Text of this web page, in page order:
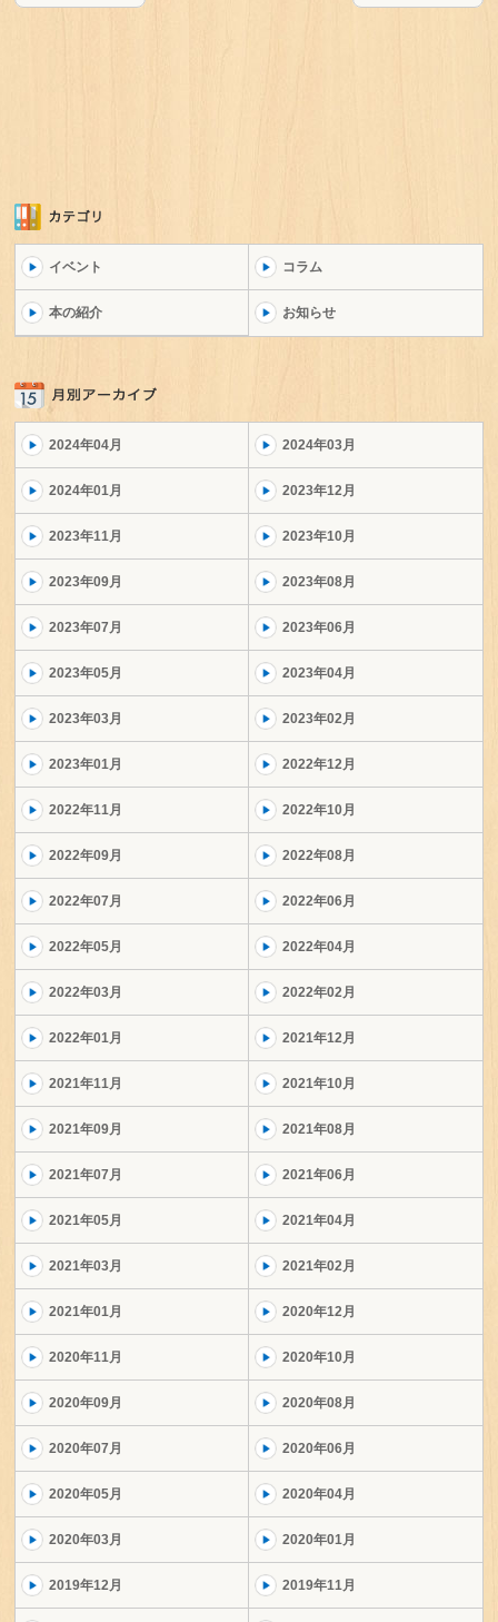
イベント コラム
本の紹介 お知らせ
2024年04月 2024年03月
2024年01月 2023年12月
2023年11月 2023年10月
2023年09月 2023年08月
2023年07月 2023年06月
2023年05月 2023年04月
2023年03月 2023年02月
2023年01月 2022年12月
2022年11月 2022年10月
2022年09月 2022年08月
2022年07月 2022年06月
2022年05月 2022年04月
2022年03月 2022年02月
2022年01月 2021年12月
2021年11月 2021年10月
2021年09月 2021年08月
2021年07月 2021年06月
2021年05月 2021年04月
2021年03月 2021年02月
2021年01月 2020年12月
2020年11月 2020年10月
2020年09月 2020年08月
2020年07月 2020年06月
2020年05月 2020年04月
2020年03月 2020年01月
2019年12月 2019年11月